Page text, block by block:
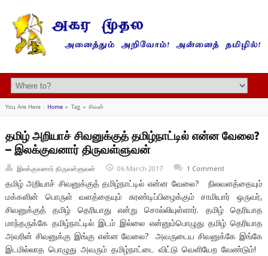
You Are Here : Home» Tag » சிவன்
தமிழ் அறியாச் சிவனுக்குத் தமிழ்நாட்டில் என்ன வேலை?
– இலக்குவனார் திருவள்ளுவன்
இலக்குவனார் திருவள்ளுவன் 06 March 2017 1 Comment
தமிழ் அறியாச் சிவனுக்குத் தமிழ்நாட்டில் என்ன வேலை? நிலவளத்தையும்
மக்களின் பொருள் வளத்தையும் சுரண்டிப்பிழைக்கும் சாமியார் ஒருவர்,
சிவனுக்குத் தமிழ் தெரியாது என்று சொல்லியுள்ளார். தமிழ் தெரியாத
மாந்தருக்கே தமிழ்நாட்டில் இடம் இல்லை என்னும்பொழுது தமிழ் தெரியாத
அவரின் சிவனுக்கு இங்கு என்ன வேலை? அவருடைய சிவனுக்கே இங்கே
இடமில்லாத பொழுது அவரும் தமிழ்நாட்டை விட்டு வெளியேற வேண்டும்!